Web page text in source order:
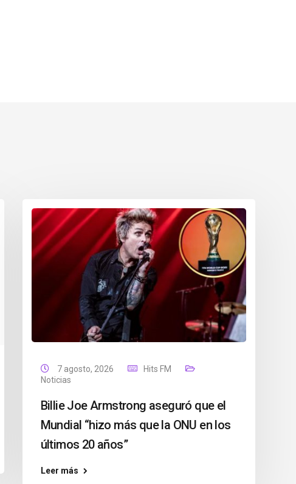
7 agosto, 2026
Hits FM
Noticias
Billie Joe Armstrong aseguró que el
Mundial “hizo más que la ONU en los
últimos 20 años”
Leer más